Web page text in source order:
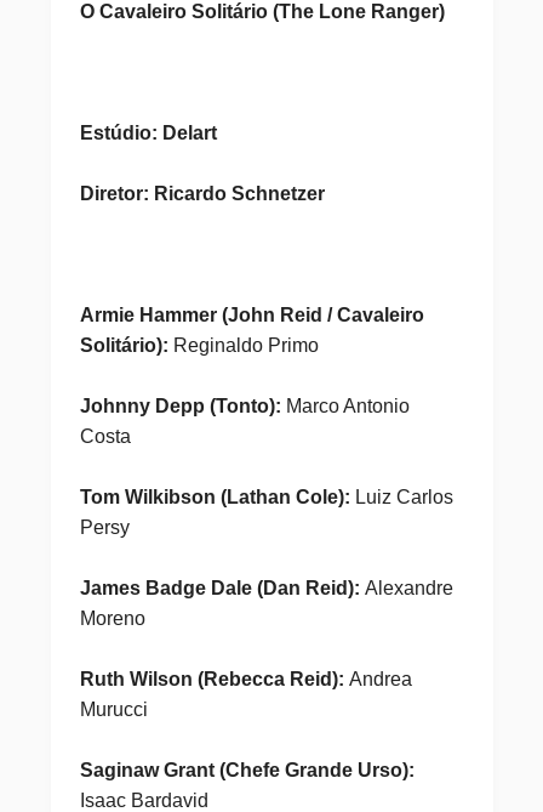
O Cavaleiro Solitário (The Lone Ranger)
Estúdio: Delart
Diretor: Ricardo Schnetzer
Armie Hammer (John Reid / Cavaleiro
Solitário): Reginaldo Primo
Johnny Depp (Tonto): Marco Antonio
Costa
Tom Wilkibson (Lathan Cole): Luiz Carlos
Persy
James Badge Dale (Dan Reid): Alexandre
Moreno
Ruth Wilson (Rebecca Reid): Andrea
Murucci
Saginaw Grant (Chefe Grande Urso):
Isaac Bardavid